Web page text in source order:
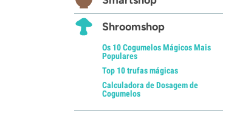
Shroomshop
Os 10 Cogumelos Mágicos Mais
Populares
Top 10 trufas mágicas
Calculadora de Dosagem de
Cogumelos